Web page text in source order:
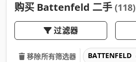
购买 Battenfeld 二手 (118)
过滤器
移除所有筛选器 BATTENFELD